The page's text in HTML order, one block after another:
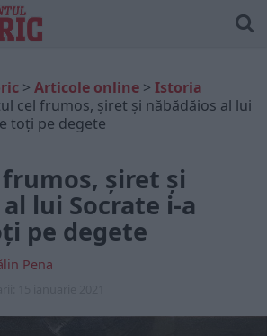
> Articole online > Istoria
cel frumos, șiret și năbădăios al lui
toți pe degete
șiret și
lui Socrate i-a
pe degete
Pena